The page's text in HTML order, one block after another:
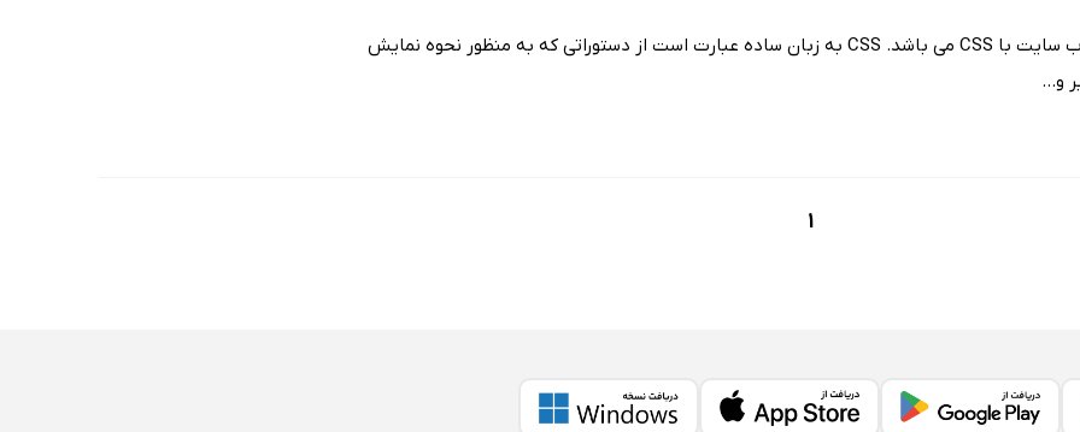
این کتاب درباره طراحی قالب وب سایت با CSS می باشد. CSS به زبان ساده عبارت است از دستوراتی که به منظور نحوه نمایش
و...
1